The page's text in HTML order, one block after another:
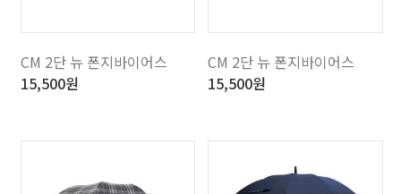
CM 2단 뉴 폰지바이어스
15,500원
CM 2단 뉴 폰지바이어스
15,500원